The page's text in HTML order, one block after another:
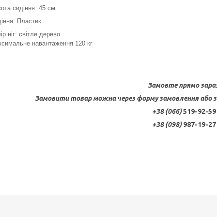
сидіння: 45 см
Пластик
ніг: світле дерево
навантаження 120 кг
Замовте прямо
Замовити товар можна через форму замовлення або
+38 (066)519-92-59
+38 (098)987-19-27